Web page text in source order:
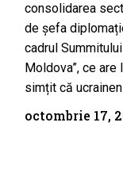
consolidarea
de șefa
cadrul
Moldova”, ce
simțit că
octombrie 17,